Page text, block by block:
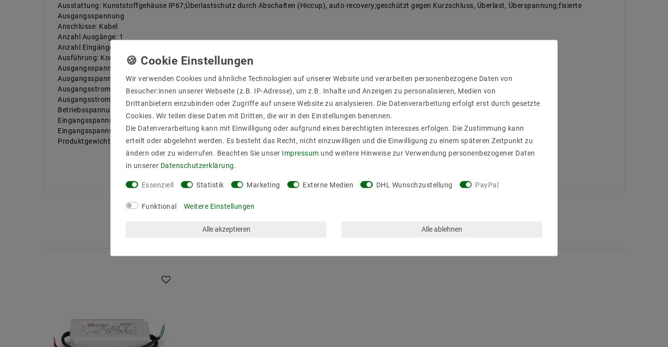
Ausstattung: Kunststoffgehäuse IP67;Überlastschutz durch Abschalten (Hiccup), auto recovery;geschützt gegen Kurzschluss, Überlast, Überspannung;fixierte
Ausgangsspannung
Anschlüsse: Kabel
Anzahl Ausgänge: 1
Anzahl Eingänge: 1
Ausführung: Konstantspannung
Ausgangsspannungmax.: 24V
Ausgangsspannungmin.:
Ausgangsstrom max.: 6,3A
Ausgangsstrom min.:
Betriebsspannung: 230 V/AC
Eingangsspannung Max: 305 V/AC
Eingangsspannung Min: 180 V/AC
Produktgewichtin Gramm: 740
Wir verwenden Cookies und ähnliche Technologien auf unserer Website und verarbeiten personenbezogene Daten von
Besucher:innen unserer Webseite (z.B. IP-Adresse), um z.B. Inhalte und Anzeigen zu personalisieren, Medien von
Drittanbietern einzubinden oder Zugriffe auf unsere Website zu analysieren. Die Datenverarbeitung erfolgt erst durch gesetzte
Cookies. Wir teilen diese Daten mit Dritten, die wir in den Einstellungen benennen.
Die Datenverarbeitung kann mit Einwilligung oder aufgrund eines berechtigten Interesses erfolgen. Die Zustimmung kann
erteilt oder abgelehnt werden. Es besteht das Recht, nicht einzuwilligen und die Einwilligung zu einem späteren Zeitpunkt zu
ändern oder zu widerrufen. Beachten Sie unser Impressum und weitere Hinweise zur Verwendung personenbezogener Daten
in unserer Daten­schutz­erklärung.
Essenziell Statistik Marketing Externe Medien DHL Wunschzustellung PayPal
Funktional Weitere Einstellungen
Alle akzeptieren Alle ablehnen